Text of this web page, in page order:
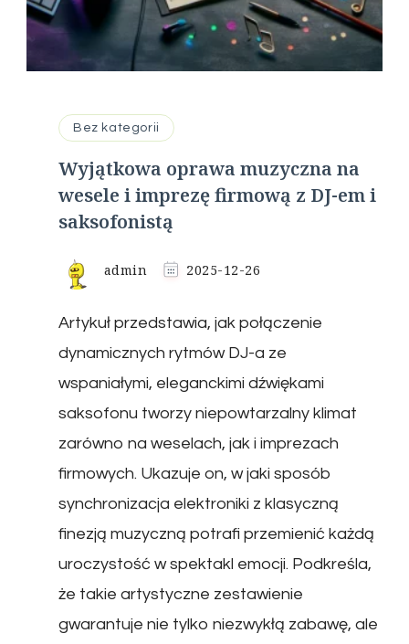
Bez kategorii
Wyjątkowa oprawa muzyczna na
wesele i imprezę firmową z DJ-em i
saksofonistą
admin 2025-12-26
Artykuł przedstawia, jak połączenie
dynamicznych rytmów DJ-a ze
wspaniałymi, eleganckimi dźwiękami
saksofonu tworzy niepowtarzalny klimat
zarówno na weselach, jak i imprezach
firmowych. Ukazuje on, w jaki sposób
synchronizacja elektroniki z klasyczną
finezją muzyczną potrafi przemienić każdą
uroczystość w spektakl emocji. Podkreśla,
że takie artystyczne zestawienie
gwarantuje nie tylko niezwykłą zabawę, ale